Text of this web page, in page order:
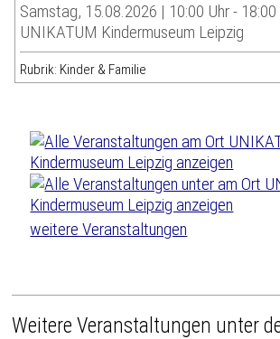
Samstag, 15.08.2026 | 10:00 Uhr - 18:00
UNIKATUM Kindermuseum Leipzig
Rubrik: Kinder & Familie
weitere Veranstaltungen
Weitere Veranstaltungen unter